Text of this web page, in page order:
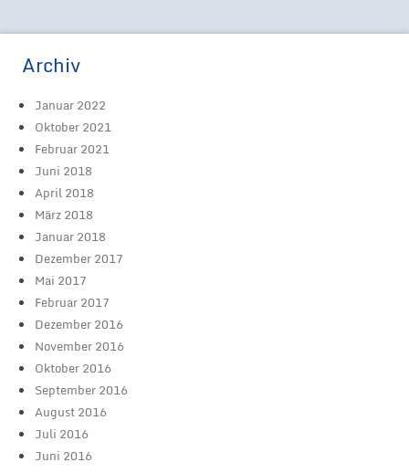
Archiv
Januar 2022
Oktober 2021
Februar 2021
Juni 2018
April 2018
März 2018
Januar 2018
Dezember 2017
Mai 2017
Februar 2017
Dezember 2016
November 2016
Oktober 2016
September 2016
August 2016
Juli 2016
Juni 2016